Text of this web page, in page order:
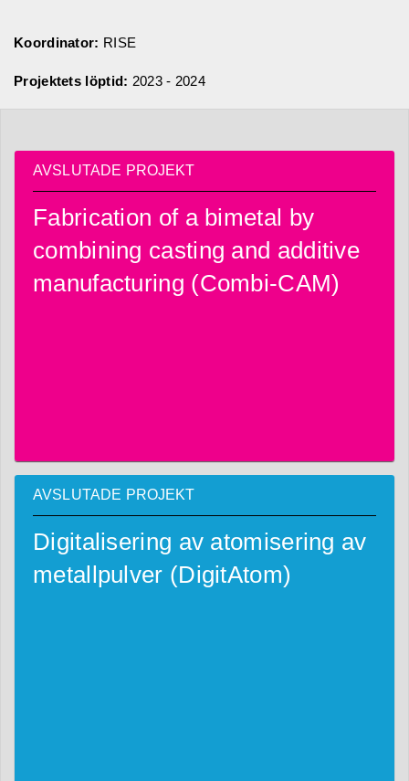
Koordinator: RISE
Projektets löptid: 2023 - 2024
AVSLUTADE PROJEKT
Fabrication of a bimetal by
combining casting and additive
manufacturing (Combi-CAM)
AVSLUTADE PROJEKT
Digitalisering av atomisering av
metallpulver (DigitAtom)